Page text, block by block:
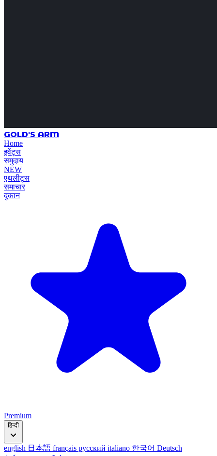
GOLD'S ARM
Home
इवेंट्स
समुदाय
NEW
एथलीट्स
समाचार
दुकान
Premium
हिन्दी
english 日本語 français русский italiano 한국어 Deutsch